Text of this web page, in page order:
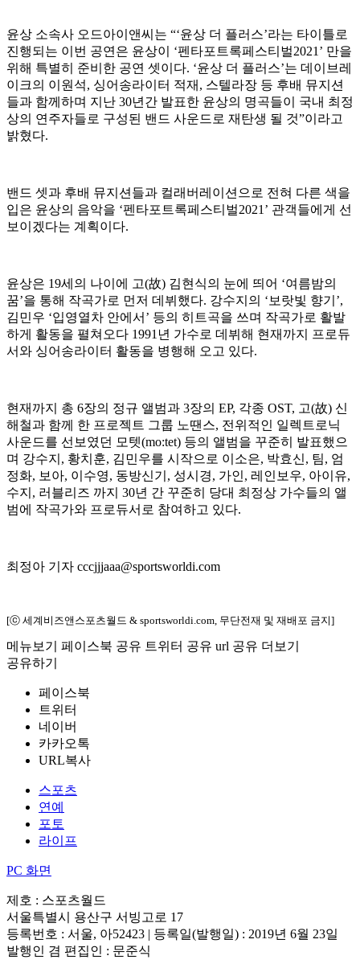
윤상 소속사 오드아이앤씨는 “‘윤상 더 플러스’라는 타이틀로
진행되는 이번 공연은 윤상이 ‘펜타포트록페스티벌2021’ 만을
위해 특별히 준비한 공연 셋이다. ‘윤상 더 플러스’는 데이브레
이크의 이원석, 싱어송라이터 적재, 스텔라장 등 후배 뮤지션
들과 함께하며 지난 30년간 발표한 윤상의 명곡들이 국내 최정
상의 연주자들로 구성된 밴드 사운드로 재탄생 될 것”이라고
밝혔다.
밴드 셋과 후배 뮤지션들과 컬래버레이션으로 전혀 다른 색을
입은 윤상의 음악을 ‘펜타포트록페스티벌2021’ 관객들에게 선
보이겠다는 계획이다.
윤상은 19세의 나이에 고(故) 김현식의 눈에 띄어 ‘여름밤의
꿈’을 통해 작곡가로 먼저 데뷔했다. 강수지의 ‘보랏빛 향기’,
김민우 ‘입영열차 안에서’ 등의 히트곡을 쓰며 작곡가로 활발
하게 활동을 펼쳐오다 1991년 가수로 데뷔해 현재까지 프로듀
서와 싱어송라이터 활동을 병행해 오고 있다.
현재까지 총 6장의 정규 앨범과 3장의 EP, 각종 OST, 고(故) 신
해철과 함께 한 프로젝트 그룹 노땐스, 전위적인 일렉트로닉
사운드를 선보였던 모텟(mo:tet) 등의 앨범을 꾸준히 발표했으
며 강수지, 황치훈, 김민우를 시작으로 이소은, 박효신, 팀, 엄
정화, 보아, 이수영, 동방신기, 성시경, 가인, 레인보우, 아이유,
수지, 러블리즈 까지 30년 간 꾸준히 당대 최정상 가수들의 앨
범에 작곡가와 프로듀서로 참여하고 있다.
최정아 기자 cccjjjaaa@sportsworldi.com
[ⓒ 세계비즈앤스포츠월드 & sportsworldi.com, 무단전재 및 재배포 금지]
메뉴보기 페이스북 공유 트위터 공유 url 공유 더보기
공유하기
페이스북
트위터
네이버
카카오톡
URL복사
스포츠
연예
포토
라이프
PC 화면
제호 : 스포츠월드
서울특별시 용산구 서빙고로 17
등록번호 : 서울, 아52423 | 등록일(발행일) : 2019년 6월 23일
발행인 겸 편집인 : 문준식